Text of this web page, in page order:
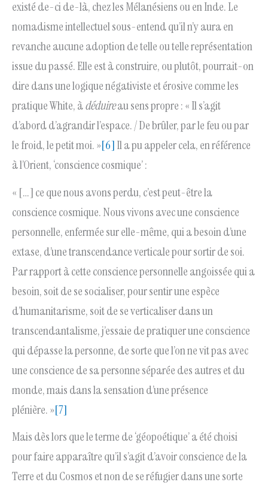
existé de-ci de-là, chez les Mélanésiens ou en Inde. Le
nomadisme intellectuel sous-entend qu’il n’y aura en
revanche aucune adoption de telle ou telle représentation
issue du passé. Elle est à construire, ou plutôt, pourrait-on
dire dans une logique négativiste et érosive comme les
pratique White, àdéduireau sens propre : « Il s’agit
d’abord d’agrandir l’espace. / De brûler, par le feu ou par
le froid, le petit moi. »[6]Il a pu appeler cela, en référence
à l’Orient, ‘conscience cosmique’ :
« […] ce que nous avons perdu, c’est peut-être la
conscience cosmique. Nous vivons avec une conscience
personnelle, enfermée sur elle-même, qui a besoin d’une
extase, d’une transcendance verticale pour sortir de soi.
Par rapport à cette conscience personnelle angoissée qui a
besoin, soit de se socialiser, pour sentir une espèce
d’humanitarisme, soit de se verticaliser dans un
transcendantalisme, j’essaie de pratiquer une conscience
qui dépasse la personne, de sorte que l’on ne vit pas avec
une conscience de sa personne séparée des autres et du
monde, mais dans la sensation d’une présence
plénière. »[7]
Mais dès lors que le terme de ‘géopoétique’ a été choisi
pour faire apparaître qu’il s’agit d’avoir conscience de la
Terre et du Cosmos et non de se réfugier dans une sorte